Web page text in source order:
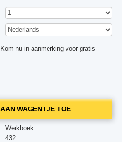
Kom nu in aanmerking voor gratis
WAGENTJE TOE
Werkboek
432